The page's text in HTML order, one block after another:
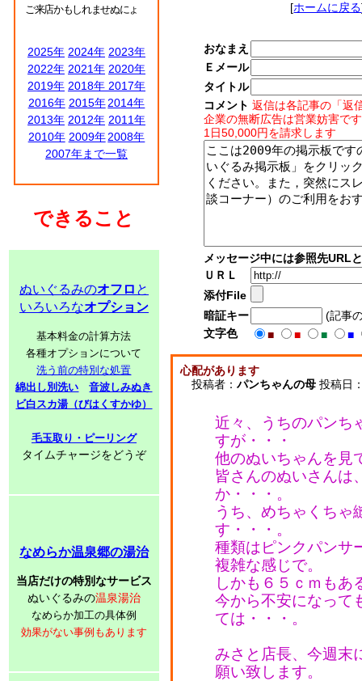
ご来店かもしれませぬにょ
2025年 2024年 2023年
2022年 2021年 2020年
2019年 2018年 2017年
2016年 2015年 2014年
2013年 2012年 2011年
2010年 2009年 2008年
2007年まで一覧
できること
ぬいぐるみのオフロ と
いろいろなオプション
基本料金の計算方法
各種オプションについて
洗う前の特別な処置
綿出し別洗い
音波しみぬき
ビ白スカ湯（びはくすかゆ）
毛玉取り・ピーリング
タイムチャージをどうぞ
なめらか温泉郷の湯治
当店だけの特別なサービス
ぬいぐるみの温泉湯治
なめらか加工の具体例
効果がない事例もあります
[ホームに戻る
おなまえ
Ｅメール
タイトル
コメント 返信は各記事の「返
企業の無断広告は営業妨害で
1日50,000円を請求します
メッセージ中には参照先URL
ＵＲＬ
添付File
暗証キー
(記事
文字色
■ ■ ■ ■
心配があります
投稿者： パンちゃんの母 投稿日
近々、うちのパンち
すが・・・
他のぬいちゃんを見
皆さんのぬいさんは
か・・・。
うち、めちゃくちゃ
す・・・。
種類はピンクパンサ
複雑な感じで。
しかも６５ｃｍもあ
今から不安になって
ては・・・。
みさと店長、今週末
願い致します。